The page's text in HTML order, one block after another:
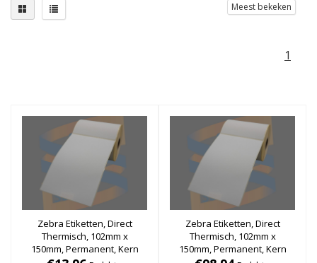
Meest bekeken
1
Zebra Etiketten, Direct
Thermisch, 102mm x
150mm, Permanent, Kern
Zebra Etiketten, Direct
Thermisch, 102mm x
150mm, Permanent, Kern